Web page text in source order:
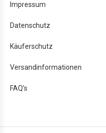
Impressum
Datenschutz
Käuferschutz
Versandinformationen
FAQ’s